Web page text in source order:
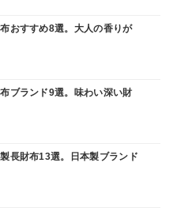
おすすめ8選。大人の香りが
ブランド9選。味わい深い財
長財布13選。日本製ブランド